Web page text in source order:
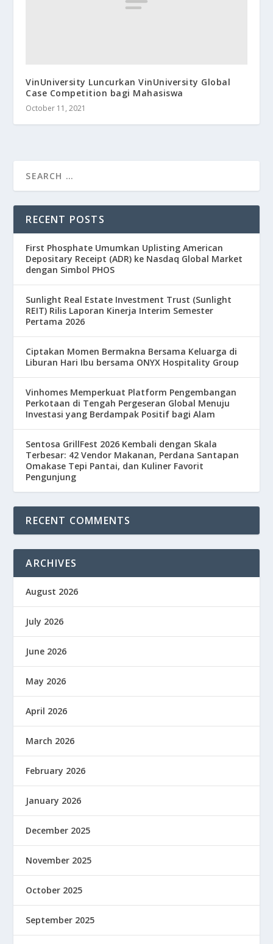
VinUniversity Luncurkan VinUniversity Global
Case Competition bagi Mahasiswa
October 11, 2021
RECENT POSTS
First Phosphate Umumkan Uplisting American
Depositary Receipt (ADR) ke Nasdaq Global Market
dengan Simbol PHOS
Sunlight Real Estate Investment Trust (Sunlight
REIT) Rilis Laporan Kinerja Interim Semester
Pertama 2026
Ciptakan Momen Bermakna Bersama Keluarga di
Liburan Hari Ibu bersama ONYX Hospitality Group
Vinhomes Memperkuat Platform Pengembangan
Perkotaan di Tengah Pergeseran Global Menuju
Investasi yang Berdampak Positif bagi Alam
Sentosa GrillFest 2026 Kembali dengan Skala
Terbesar: 42 Vendor Makanan, Perdana Santapan
Omakase Tepi Pantai, dan Kuliner Favorit
Pengunjung
RECENT COMMENTS
ARCHIVES
August 2026
July 2026
June 2026
May 2026
April 2026
March 2026
February 2026
January 2026
December 2025
November 2025
October 2025
September 2025